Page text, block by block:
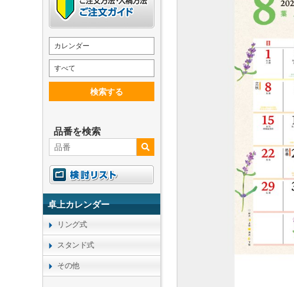
カレンダー
すべて
検索する
品番を検索
卓上カレンダー
リング式
スタンド式
その他